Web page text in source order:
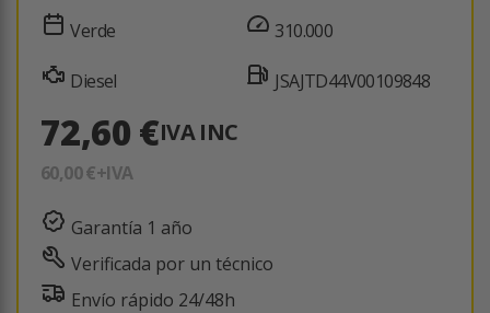
Verde
Diesel
310.000
JSAJTD44V00109848
72,60 €IVA INC
60,00 €+IVA
Garantía 1 año
Verificada por un técnico
Envío rápido 24/48h